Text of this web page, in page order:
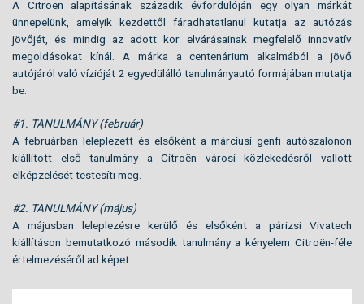
A Citroën alapításának századik évfordulóján egy olyan márkát
ünnepelünk, amelyik kezdettől fáradhatatlanul kutatja az autózás
jövőjét, és mindig az adott kor elvárásainak megfelelő innovatív
megoldásokat kínál. A márka a centenárium alkalmából a jövő
autójáról való vízióját 2 egyedülálló tanulmányautó formájában mutatja
be:
#1. TANULMÁNY (február)
A februárban leleplezett és elsőként a márciusi genfi autószalonon
kiállított első tanulmány a Citroën városi közlekedésről vallott
elképzelését testesíti meg.
#2. TANULMÁNY (május)
A májusban leleplezésre kerülő és elsőként a párizsi Vivatech
kiállításon bemutatkozó második tanulmány a kényelem Citroën-féle
értelmezéséről ad képet.